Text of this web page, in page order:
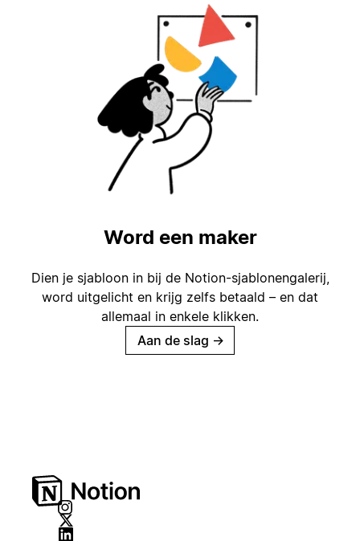
Word een maker
Dien je sjabloon in bij de Notion-sjablonengalerij,
word uitgelicht en krijg zelfs betaald – en dat
allemaal in enkele klikken.
Aan de slag →